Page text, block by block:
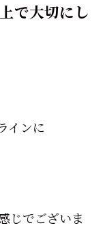
で大切にし
インに
じでございま